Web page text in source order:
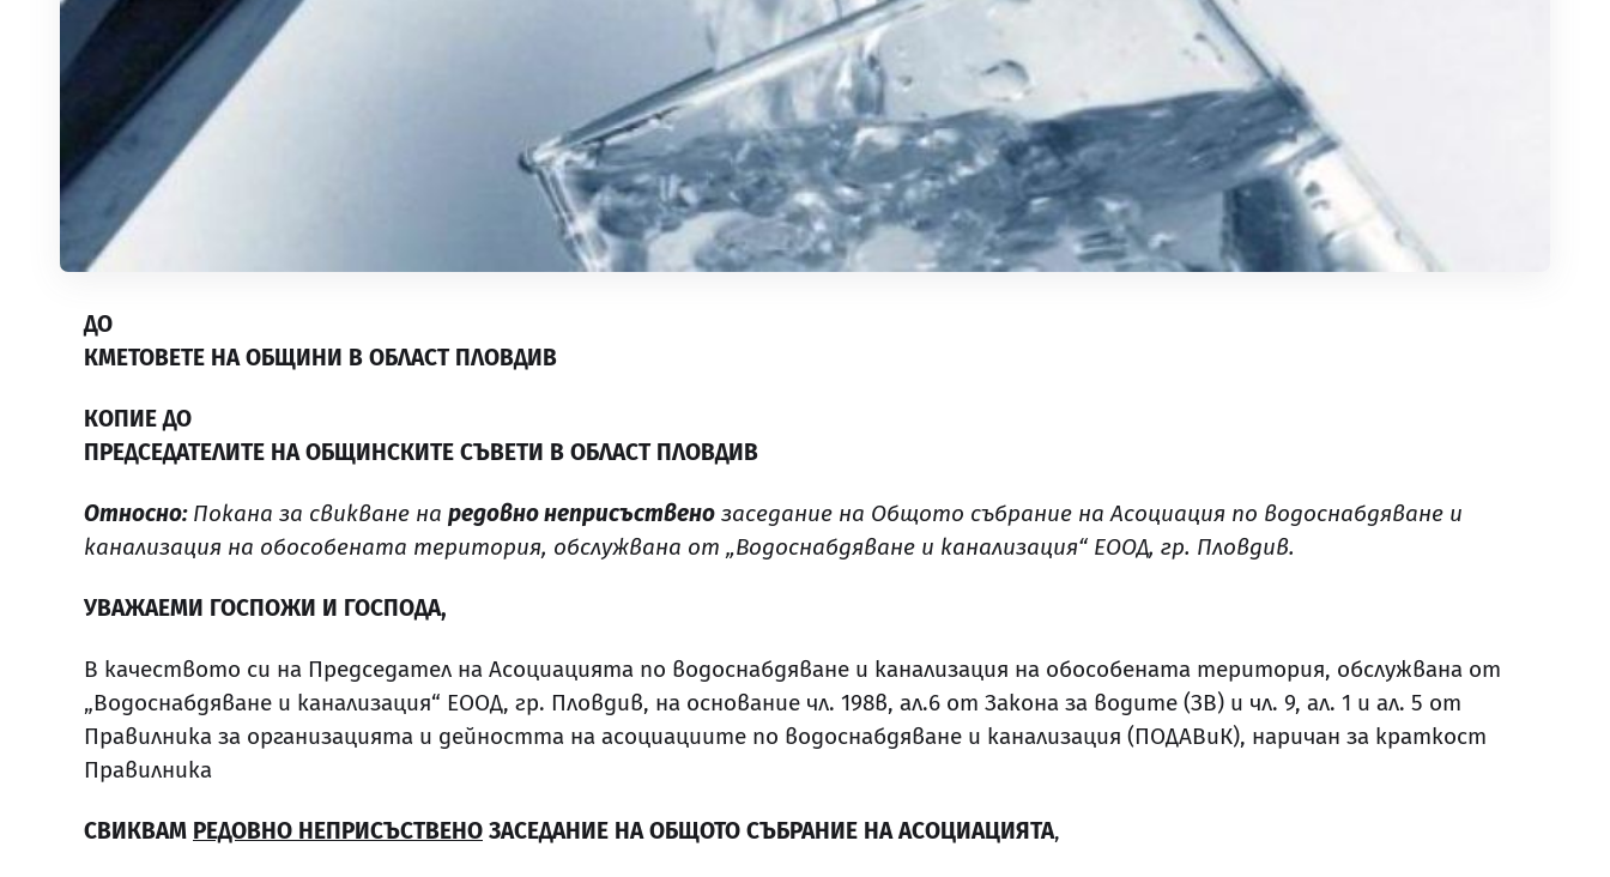
ДО
КМЕТОВЕТЕ НА ОБЩИНИ В ОБЛАСТ ПЛОВДИВ
КОПИЕ ДО
ПРЕДСЕДАТЕЛИТЕ НА ОБЩИНСКИТЕ СЪВЕТИ В ОБЛАСТ ПЛОВДИВ
Относно: Покана за свикване на редовно неприсъствено заседание на Общото събрание на Асоциация по водоснабдяване и
канализация на обособената територия, обслужвана от „Водоснабдяване и канализация“ ЕООД, гр. Пловдив.
УВАЖАЕМИ ГОСПОЖИ И ГОСПОДА,
В качеството си на Председател на Асоциацията по водоснабдяване и канализация на обособената територия, обслужвана от
„Водоснабдяване и канализация“ ЕООД, гр. Пловдив, на основание чл. 198в, ал.6 от Закона за водите (ЗВ) и чл. 9, ал. 1 и ал. 5 от
Правилника за организацията и дейността на асоциациите по водоснабдяване и канализация (ПОДАВиК), наричан за краткост
Правилника
СВИКВАМ РЕДОВНО НЕПРИСЪСТВЕНО ЗАСЕДАНИЕ НА ОБЩОТО СЪБРАНИЕ НА АСОЦИАЦИЯТА,